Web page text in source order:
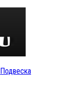
Подвеска